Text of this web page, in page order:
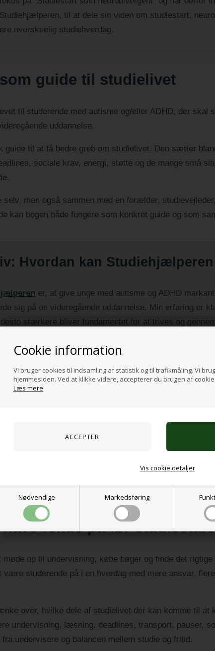
Cookie information
Vi bruger cookies til indsamling af statistik og til trafikmåling. Vi
hjemmesiden. Ved at klikke videre, accepterer du brugen af
Læs mere
Nødvendige Markedsføring
Vis cookie detaljer
til at dele sin viden om studiestart,
overskuelig studiehverdag.
guide til studielivet
til studerende med autisme og/eller ADHD, der skal
uddannelse.
guide til at få bedre greb om studielivet. Den sætter
sociale krav, energi, støtte og de mange små
selv, men også sammen med en forælder,
kan bogen både fungere som konkret guide og som
Hvordan kan
er, at give unge med autisme og ADHD
sig på en videregående uddannelse. Min erfaring er
stærkere bliver fundamentet for at trives og
til de unge selv. Den er i høj grad også skrevet for at
spiller.
forståelse for den unges udfordringer.
mere bevidste om, hvordan de helt konkret kan
de unge og deres netværk på, så flere med autisme
fokus på før
op til undervisning, købe bøger og finde det
være studerende på i en hverdag med mere ansvar,
over, hvilke dele af studielivet der kan komme til at
undervisning, læsning, deadlines, transport, pauser,
undervisere og balancen mellem studie og fritid.